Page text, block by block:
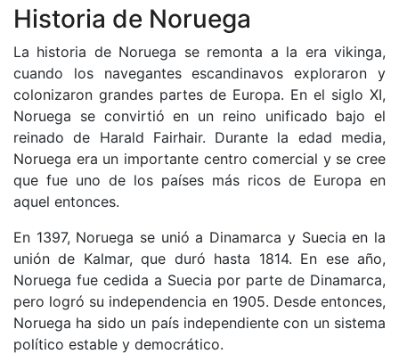
Historia de Noruega
La historia de Noruega se remonta a la era vikinga,
cuando los navegantes escandinavos exploraron y
colonizaron grandes partes de Europa. En el siglo XI,
Noruega se convirtió en un reino unificado bajo el
reinado de Harald Fairhair. Durante la edad media,
Noruega era un importante centro comercial y se cree
que fue uno de los países más ricos de Europa en
aquel entonces.
En 1397, Noruega se unió a Dinamarca y Suecia en la
unión de Kalmar, que duró hasta 1814. En ese año,
Noruega fue cedida a Suecia por parte de Dinamarca,
pero logró su independencia en 1905. Desde entonces,
Noruega ha sido un país independiente con un sistema
político estable y democrático.